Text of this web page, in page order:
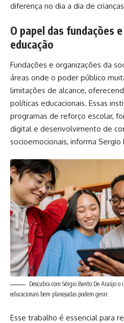
diferença no dia a dia de
O papel das fundações
educação
Fundações e organizações da
áreas onde o poder público
limitações de alcance,
políticas educacionais. Essas
programas de reforço escolar,
digital e desenvolvimento de
socioemocionais, informa
Descubra com Sérgio Bento De Araújo
educacionais bem planejadas podem gerar.
Esse trabalho é essencial para